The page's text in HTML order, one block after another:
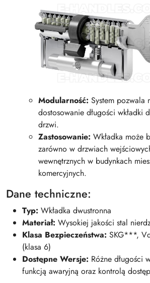
Modularność: System pozwala
dostosowanie długości wkładki
drzwi.
Zastosowanie: Wkładka może
zarówno w drzwiach
wewnętrznych w budynkach
komercyjnych.
Dane techniczne:
Typ: Wkładka dwustronna
Materiał: Wysokiej jakości stal
Klasa Bezpieczeństwa: SKG***,
(klasa 6)
Dostępne Wersje: Różne długości
funkcją awaryjną oraz kontrolą